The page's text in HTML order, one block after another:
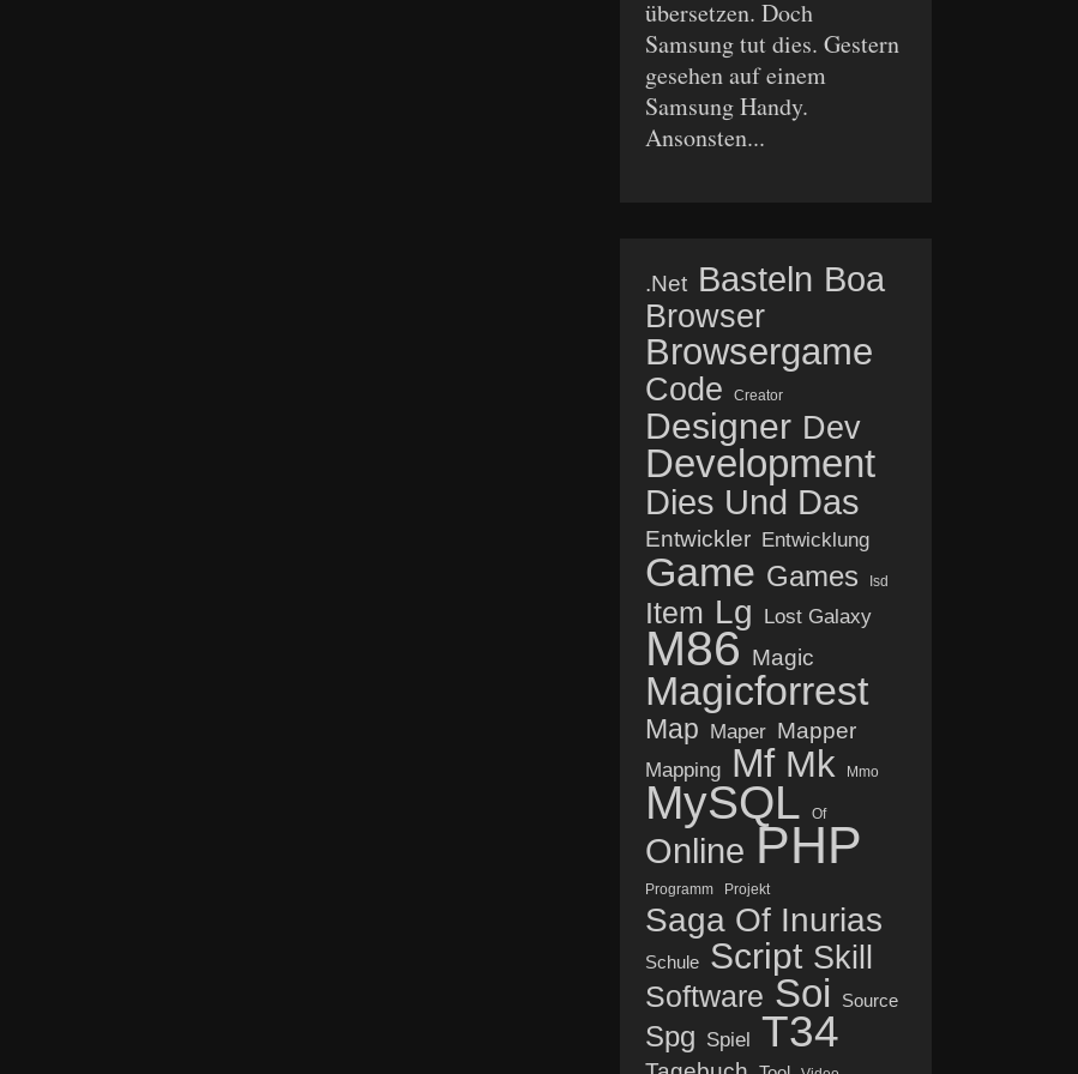
übersetzen. Doch
Samsung tut dies. Gestern
gesehen auf einem
Samsung Handy.
Ansonsten...
.net Basteln Boa
Browser
Browsergame
Code Creator
Designer Dev
Development
Dies Und Das
Entwickler Entwicklung
Game Games Isd
Item Lg Lost Galaxy
M86 Magic
Magicforrest
Map Maper Mapper
Mapping Mf Mk Mmo
MySQL Of
Online PHP
Programm Projekt
Saga Of Inurias
Schule Script Skill
Software Soi Source
Spg Spiel T34